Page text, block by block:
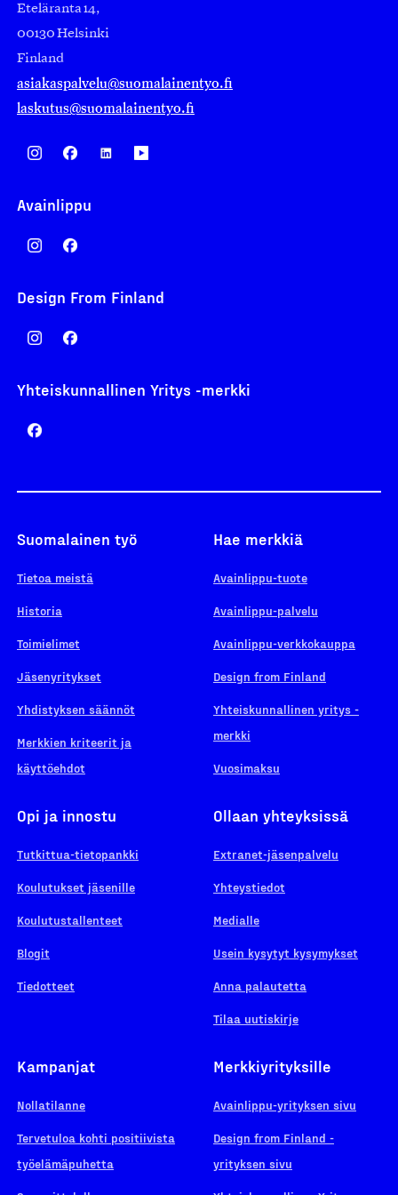
Eteläranta 14,
00130 Helsinki
Finland
asiakaspalvelu@suomalainentyo.fi
laskutus@suomalainentyo.fi
Avainlippu
Design From Finland
Yhteiskunnallinen Yritys -merkki
Suomalainen työ
Tietoa meistä
Historia
Toimielimet
Jäsenyritykset
Yhdistyksen säännöt
Merkkien kriteerit ja
käyttöehdot
Hae merkkiä
Avainlippu-tuote
Avainlippu-palvelu
Avainlippu-verkkokauppa
Design from Finland
Yhteiskunnallinen yritys -
merkki
Vuosimaksu
Opi ja innostu
Tutkittua-tietopankki
Koulutukset jäsenille
Koulutustallenteet
Blogit
Tiedotteet
Ollaan yhteyksissä
Extranet-jäsenpalvelu
Yhteystiedot
Medialle
Usein kysytyt kysymykset
Anna palautetta
Tilaa uutiskirje
Kampanjat
Nollatilanne
Tervetuloa kohti positiivista
työelämäpuhetta
Merkkiyrityksille
Avainlippu-yrityksen sivu
Design from Finland -
yrityksen sivu